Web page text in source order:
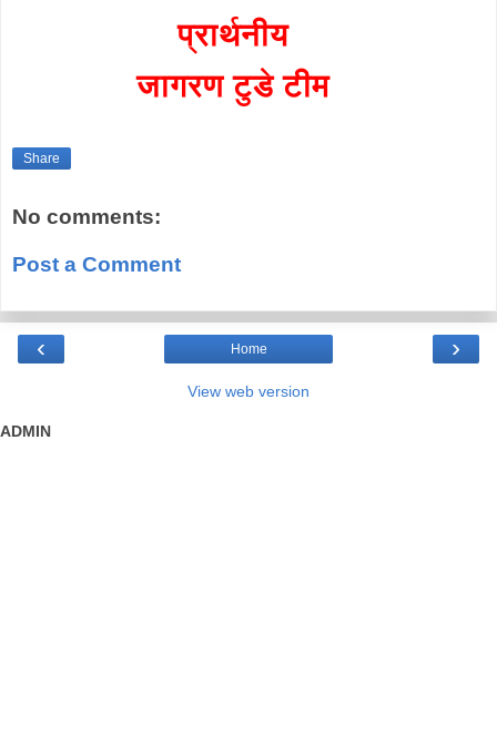
प्रार्थनीय
जागरण टुडे टीम
Share
No comments:
Post a Comment
‹ ›
Home
View web version
ADMIN